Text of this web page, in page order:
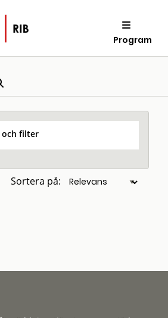
Program
och filter
Sortera på: